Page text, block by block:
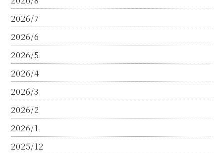
2026/7
2026/6
2026/5
2026/4
2026/3
2026/2
2026/1
2025/12